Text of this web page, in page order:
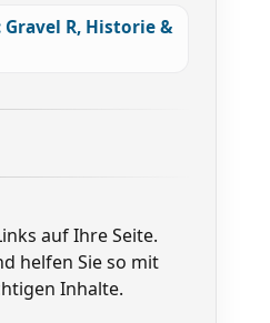
R, Historie &
auf Ihre Seite.
helfen Sie so mit
Inhalte.